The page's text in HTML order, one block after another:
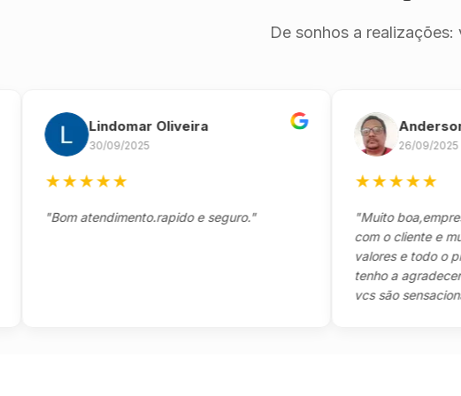
De sonhos a
Lindomar Oliveira
30/09/2025
★★★
"Bom atendimento.rapido e seguro."
Anderson
26/09/2025
★★★
"Muito boa,empresa
com o cliente e muito
valores e todo o
tenho a agradecer
vcs são sensacional."